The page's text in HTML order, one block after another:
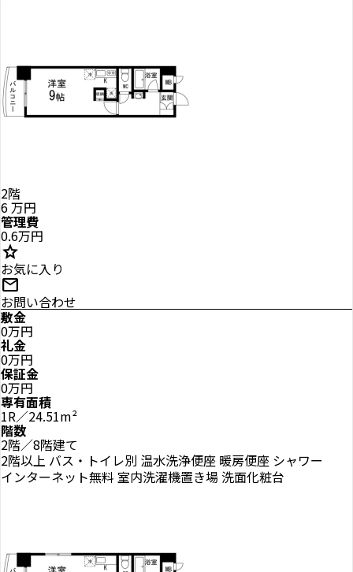
2階
6万円
管理費
0.6万円
star
お気に入り
mail
お問い合わせ
敷金
0万円
礼金
0万円
保証金
0万円
専有面積
1R／24.51m²
階数
2階／8階建て
2階以上 バス・トイレ別 温水洗浄便座 暖房便座 シャワー
インターネット無料 室内洗濯機置き場 洗面化粧台